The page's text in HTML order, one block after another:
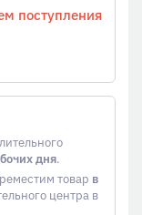
поступления
дня.
товар в
центра в